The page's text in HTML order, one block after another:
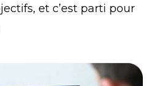
et c’est parti pour